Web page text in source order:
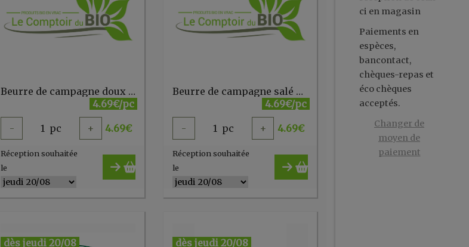
Beurre de campagne doux 250g Rochefort
4.69€/pc
- 1 pc + 4.69€
Réception souhaitée
le
Beurre de campagne salé 250g Rochefort
4.69€/pc
- 1 pc + 4.69€
Réception souhaitée
le
dès jeudi 20/08 dès jeudi 20/08
ci en magasin
Paiements en
espèces,
bancontact,
chèques-repas et
éco chèques
acceptés.
Changer de
moyen de
paiement